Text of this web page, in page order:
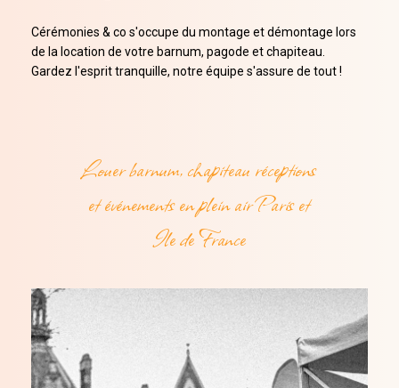
Cérémonies & co s'occupe du montage et démontage lors
de la location de votre barnum, pagode et chapiteau.
Gardez l'esprit tranquille, notre équipe s'assure de tout !
Louer barnum, chapiteau réceptions
et événements en plein air Paris et
Ile de France